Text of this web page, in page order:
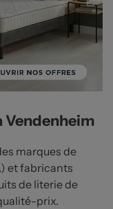
Vendenheim
marques de
et fabricants
de literie de
prix.